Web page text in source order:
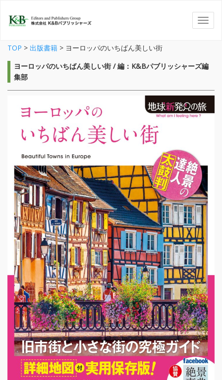
TOP > 出版書籍 > ヨーロッパのいちばん美しい街
ヨーロッパのいちばん美しい街 / 編：K&Bパブリッシャーズ編
集部